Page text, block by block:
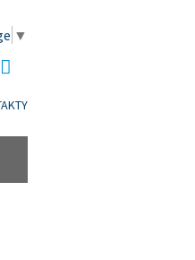
▼